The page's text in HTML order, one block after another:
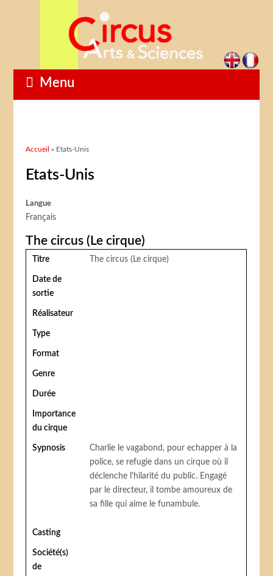
Menu
Vous êtes ici
Accueil » Etats-Unis
Etats-Unis
Langue
Français
The circus (Le cirque)
Titre The circus (Le cirque)
Date de
sortie
Réalisateur
Type
Format
Genre
Durée
Importance
du cirque
Sypnosis
Charlie le vagabond, pour echapper à la
police, se refugie dans un cirque où il
déclenche l'hilarité du public. Engagé
par le directeur, il tombe amoureux de
sa fille qui aime le funambule.
Casting
Société(s)
de